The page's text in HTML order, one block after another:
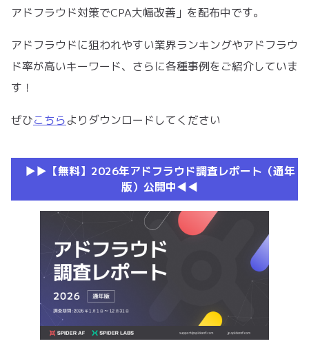
アドフラウド対策でCPA大幅改善」を配布中です。
アドフラウドに狙われやすい業界ランキングやアドフラウ
ド率が高いキーワード、さらに各種事例をご紹介していま
す！
ぜひこちらよりダウンロードしてください
▶︎▶︎【無料】2026年アドフラウド調査レポート（通年
版）公開中◀︎◀︎